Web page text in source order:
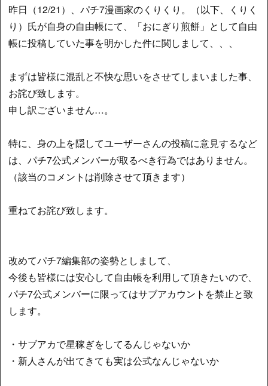
昨日（12/21）、パチ7漫画家のくりくり。（以下、くりく
り）氏が自身の自由帳にて、「おにぎり煎餅」として自由
帳に投稿していた事を明かした件に関しまして、、、
まずは皆様に混乱と不快な思いをさせてしまいました事、
お詫び致します。
申し訳ございません…。
特に、身の上を隠してユーザーさんの投稿に意見するなど
は、パチ7公式メンバーが取るべき行為ではありません。
（該当のコメントは削除させて頂きます）
重ねてお詫び致します。
改めてパチ7編集部の姿勢としまして、
今後も皆様には安心して自由帳を利用して頂きたいので、
パチ7公式メンバーに限ってはサブアカウントを禁止と致
します。
・サブアカで星稼ぎをしてるんじゃないか
・新人さんが出てきても実は公式なんじゃないか